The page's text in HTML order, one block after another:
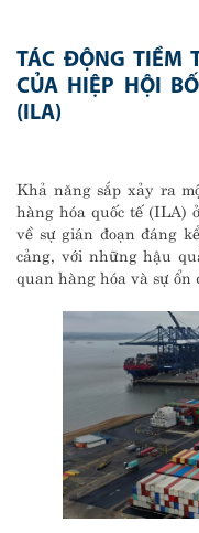
TÁC ĐỘNG TIỀM
CỦA HIỆP HỘI
(ILA)
Khả năng sắp xảy ra
hàng hóa quốc tế (ILA)
về sự gián đoạn đáng
cảng, với những hậu
quan hàng hóa và sự ổn